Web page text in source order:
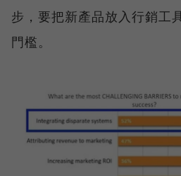
步，要把新產品放入行銷工
門檻。